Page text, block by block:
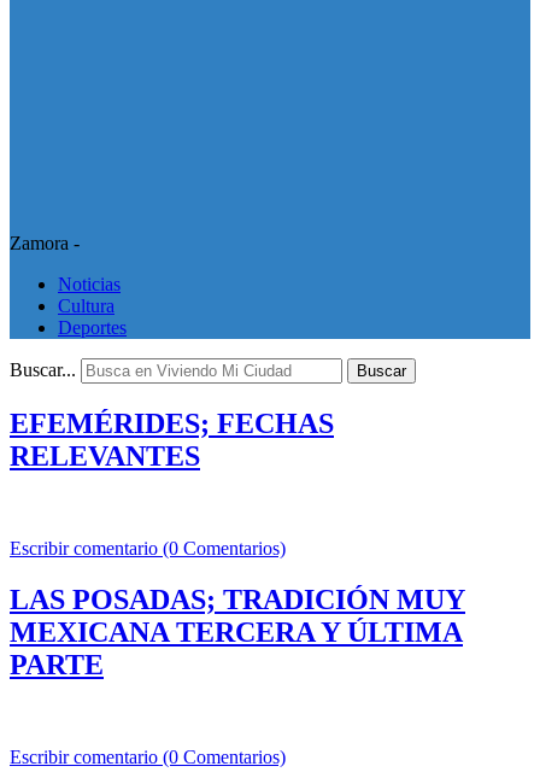
Zamora -
Noticias
Cultura
Deportes
Buscar... Buscar
EFEMÉRIDES; FECHAS
RELEVANTES
Escribir comentario (0 Comentarios)
LAS POSADAS; TRADICIÓN MUY
MEXICANA TERCERA Y ÚLTIMA
PARTE
Escribir comentario (0 Comentarios)